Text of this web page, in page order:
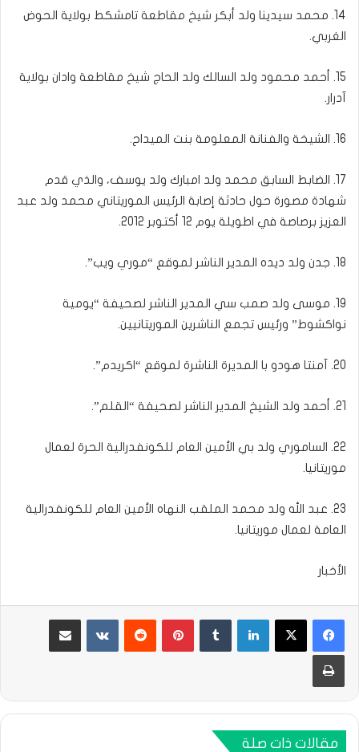
14. محمد سيدينا ولد أبكر شيخ مقاطعة تامشكط بولاية الحوض
الغربي.
15. أحمد محمود ولد السالك ولد الحاج شيخ مقاطعة وادان بولاية
آدرار.
16. الشيخة والفنانة المعلومة بنت الميداح.
17. الضابط السابق محمد ولد امبارك ولد يوسف، والذي قدم
شهادة مصورة حول حادثة إصابة الرئيس الموريتاني محمد ولد عبد
العزيز برصاصة في اطويلة يوم 12 أكتوبر 2012.
18. جدن ولد ديده المدير الناشر لموقع “موري ويب”.
19. موسى ولد صمب سي المدير الناشر لصحيفة “يومية
نواكشوط” ورئيس تجمع الناشرين الموريتانيين.
20. آمنتا هودو با المديرة الناشرة لموقع “اكريدم”.
21. أحمد ولد الشيخ المدير الناشر لصحيفة “القلم”.
22. الساموري ولد بي الأمين العام للكونفدرالية الحرة لعمال
موريتانيا.
23. عبد الله ولد محمد الملقب النهاه الأمين العام للكونفدرالية
العامة لعمال موريتانيا.
الأخبار
لينكدإن بينتيريست مشاركة عبر البريد
طباعة
مقالات ذات صلة